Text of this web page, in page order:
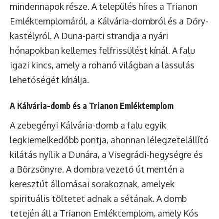
mindennapok része. A település híres a Trianon
Emléktemplomáról, a Kálvária-dombról és a Dőry-
kastélyról. A Duna-parti strandja a nyári
hónapokban kellemes felfrissülést kínál. A falu
igazi kincs, amely a rohanó világban a lassulás
lehetőségét kínálja.
A Kálvária-domb és a Trianon Emléktemplom
A zebegényi Kálvária-domb a falu egyik
legkiemelkedőbb pontja, ahonnan lélegzetelállító
kilátás nyílik a Dunára, a Visegrádi-hegységre és
a Börzsönyre. A dombra vezető út mentén a
keresztút állomásai sorakoznak, amelyek
spirituális töltetet adnak a sétának. A domb
tetején áll a Trianon Emléktemplom, amely Kós